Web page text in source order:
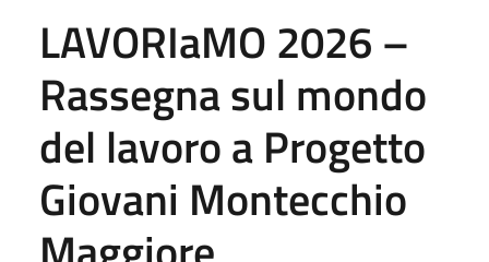
LAVORIaMO 2026 –
Rassegna sul mondo
del lavoro a Progetto
Giovani Montecchio